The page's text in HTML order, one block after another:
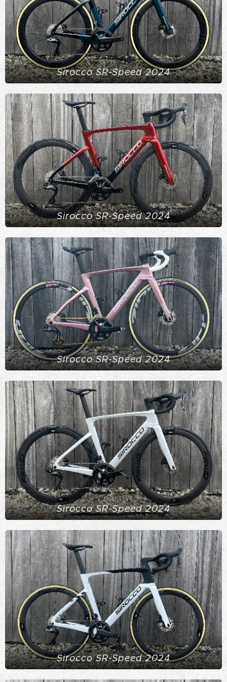
Sirocco SR-Speed 2024
Sirocco SR-Speed 2024
Sirocco SR-Speed 2024
Sirocco SR-Speed 2024
Sirocco SR-Speed 2024